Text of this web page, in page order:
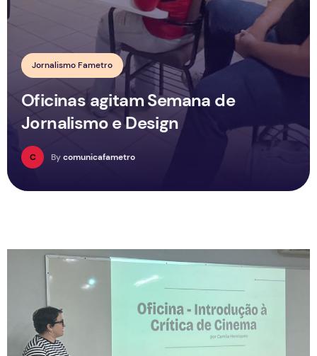
Jornalismo Fametro
Oficinas agitam Semana de
Jornalismo e Design
C Bycomunicafametro